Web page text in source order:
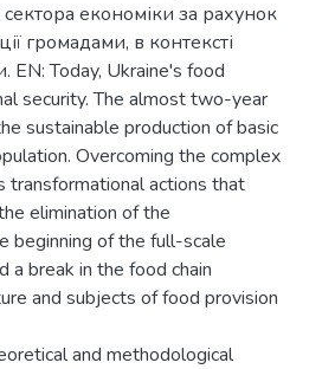
економіки за рахунок
громадами, в контексті
Today, Ukraine's food
security. The almost two-year
sustainable production of basic
Overcoming the complex
transformational actions that
elimination of the
beginning of the full-scale
a break in the food chain
and subjects of food provision
and methodological